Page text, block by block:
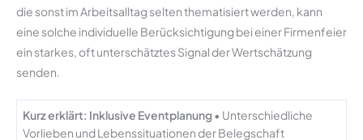
die sonst im Arbeitsalltag selten thematisiert werden, kann
eine solche individuelle Berücksichtigung bei einer Firmenfeier
ein starkes, oft unterschätztes Signal der Wertschätzung
senden.
Kurz erklärt: Inklusive Eventplanung• Unterschiedliche
Vorlieben und Lebenssituationen der Belegschaft